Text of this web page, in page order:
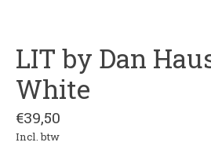
LIT by Dan
White
€39,50
Incl. btw